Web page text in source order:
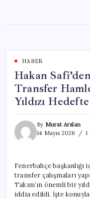
content
HABER
Hakan
Transfer
Yıldızı Hedefte
By Murat Arslan
14 Mayıs 2026
1
Fenerbahçe başkanlığı
transfer çalışmaları
Takım’ın önemli bir
iddia edildi. İşte